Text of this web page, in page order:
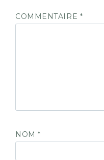
COMMENTAIRE *
NOM*